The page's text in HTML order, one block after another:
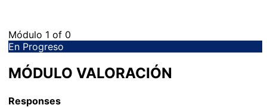
Módulo 1of 0
En Progreso
MÓDULO VALORACIÓN
Responses